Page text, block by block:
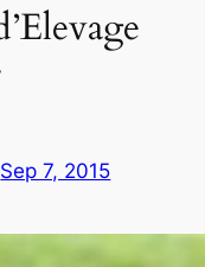
Sep 7, 2015